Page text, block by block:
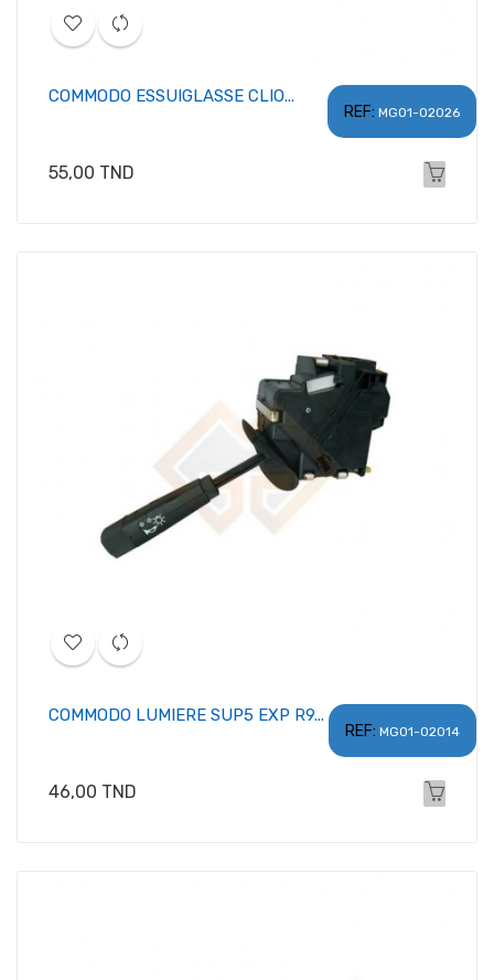
REF: MG01-02026
COMMODO ESSUIGLASSE CLIO...
Prix
55,00 TND
REF: MG01-02014
COMMODO LUMIERE SUP5 EXP R9...
Prix
46,00 TND